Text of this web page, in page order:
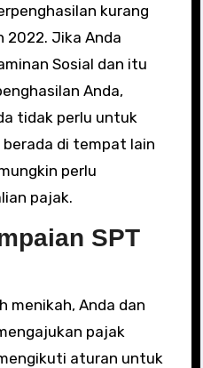
kurang
2022. Jika Anda
Sosial dan itu
Anda,
tidak perlu untuk
di tempat lain
perlu
pajak.
SPT
menikah, Anda dan
pajak
aturan untuk